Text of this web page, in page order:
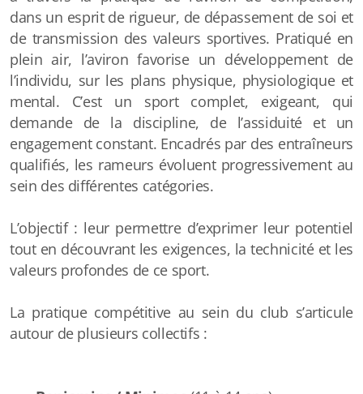
dans un esprit de rigueur, de dépassement de soi et
de transmission des valeurs sportives. Pratiqué en
plein air, l’aviron favorise un développement de
l’individu, sur les plans physique, physiologique et
mental. C’est un sport complet, exigeant, qui
demande de la discipline, de l’assiduité et un
engagement constant. Encadrés par des entraîneurs
qualifiés, les rameurs évoluent progressivement au
sein des différentes catégories.
L’objectif : leur permettre d’exprimer leur potentiel
tout en découvrant les exigences, la technicité et les
valeurs profondes de ce sport.
La pratique compétitive au sein du club s’articule
autour de plusieurs collectifs :
Faire un don
Partenariats
F.A.Q